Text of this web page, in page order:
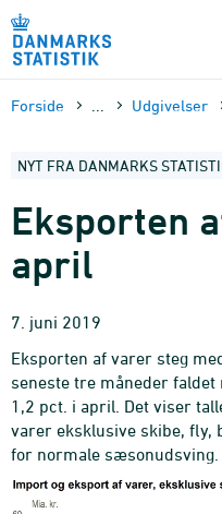
sidens
Forside Udgivelser
NYT FRA DANMARKS
Eksporten
april
7. juni 2019
Eksporten af varer steg
seneste tre måneder
1,2 pct. i april. Det viser
varer eksklusive skibe,
for normale sæsonudsving.